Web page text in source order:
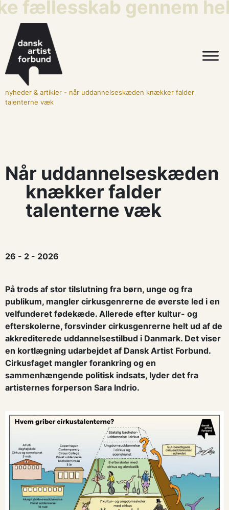
fællesskab gennem
nyheder & artikler- når uddannelseskæden knækker falder
talenterne væk
Når uddannelseskæden
knækker falder
talenterne væk
26 - 2 - 2026
På trods af stor tilslutning fra børn, unge og fra
publikum, mangler cirkusgenrerne de øverste led i en
velfunderet fødekæde. Allerede efter kultur- og
efterskolerne, forsvinder cirkusgenrerne helt ud af de
akkrediterede uddannelsestilbud i Danmark. Det viser
en kortlægning udarbejdet af Dansk Artist Forbund.
Cirkusfaget mangler forankring og en
sammenhængende politisk indsats, lyder det fra
artisternes forperson Sara Indrio.